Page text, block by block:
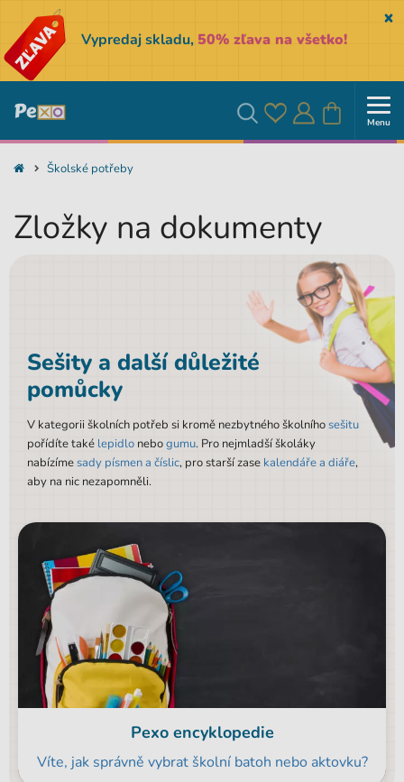
Vypredaj skladu, 50% zľava na všetko!
Vyhľadávanie
Obľúbené
Prihlásiť
Košík Menu
Školské potřeby
Zložky na dokumenty
Sešity a další důležité
pomůcky
V kategorii školních potřeb si kromě nezbytného školníhosešitu
pořídíte také lepidlo nebogumu. Pro nejmladší školáky
nabízímesady písmen a číslic, pro starší zase kalendáře a diáře,
aby na nic nezapomněli.
Pexo encyklopedie
Víte, jak správně vybrat školní batoh nebo aktovku?